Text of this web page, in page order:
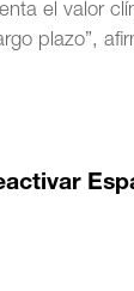
el valor
plazo”,